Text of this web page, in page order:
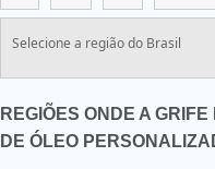
Selecione a região do Brasil
REGIÕES ONDE A
DE ÓLEO